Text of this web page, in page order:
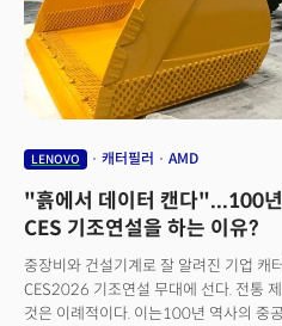
2026에서도 이 부분을 집중 홍보할 예
기조연설 연사로 무대에 오른다. 양위안
위한 더 스마트한 AI'를 주제로 CES
차세대 AI PC와 가롤러블 노트북 등 PC
반도체 등 B2B 시장을 겨냥한 제품과 솔
LENOVO 캐터필러 AMD
"흙에서 데이터 캔다"...100
CES 기조연설을 하는 이유?
중장비와 건설기계로 잘 알려진 기업 캐
CES2026 기조연설 무대에 선다. 전통
것은 이례적이다. 이는100년 역사의 중